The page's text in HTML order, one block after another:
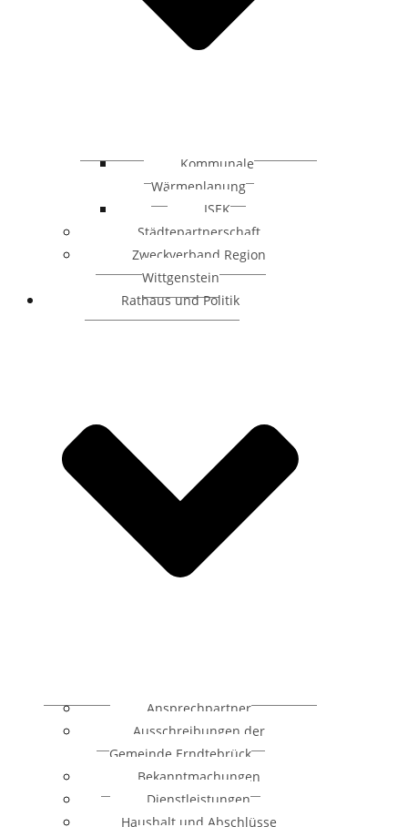
Kommunale
Wärmeplanung
ISEK
Städtepartnerschaft
Zweckverband Region
Wittgenstein
Rathaus und Politik
Ansprechpartner
Ausschreibungen der
Gemeinde Erndtebrück
Bekanntmachungen
Dienstleistungen
Haushalt und Abschlüsse